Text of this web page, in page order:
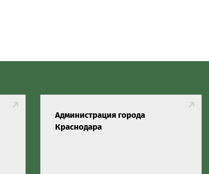
Администрация города
Краснодара